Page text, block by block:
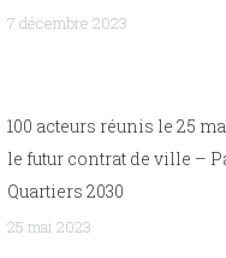
7 décembre 2023
100 acteurs réunis le 25
le futur contrat de ville –
Quartiers 2030
25 mai 2023